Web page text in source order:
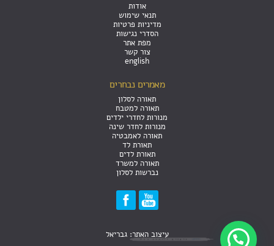
אודות
תנאי שימוש
מדיניות פרטיות
הסדרי נגישות
מפת אתר
צור קשר
english
מאמרים נבחרים
תאורה לסלון
תאורה למטבח
מנורות לחדרי ילדים
מנורות לחדר שינה
תאורה לאמבטיה
תאורת לד
תאורת לדים
תאורה למשרד
נברשות לסלון
עיצוב האתר: גבריאל
זקוק לעזרה?